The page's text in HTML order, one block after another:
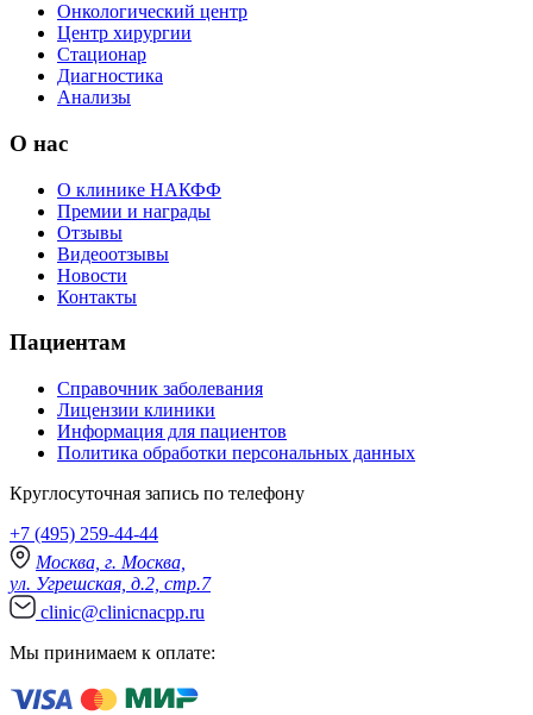
Онкологический центр
Центр хирургии
Стационар
Диагностика
Анализы
О нас
О клинике НАКФФ
Премии и награды
Отзывы
Видеоотзывы
Новости
Контакты
Пациентам
Справочник заболевания
Лицензии клиники
Информация для пациентов
Политика обработки персональных данных
Круглосуточная запись по телефону
+7 (495) 259-44-44
Москва, г. Москва,
ул. Угрешская, д.2, стр.7
clinic@clinicnacpp.ru
Мы принимаем к оплате: